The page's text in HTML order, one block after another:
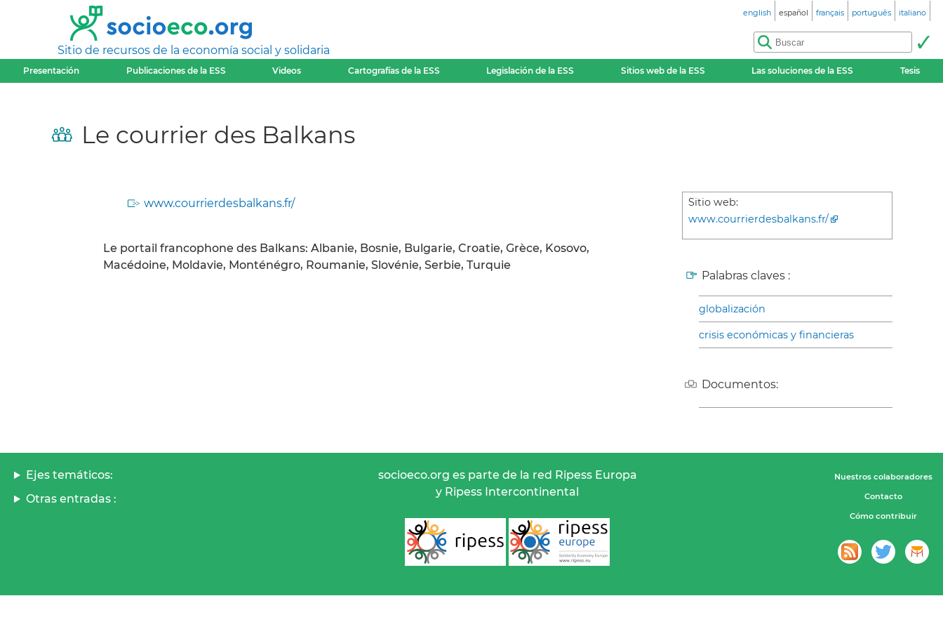
Sitio de recursos de la economía social y solidaria
english español français português italiano
Presentación Publicaciones de la ESS Videos Cartografías de la ESS Legislación de la ESS Sitios web de la ESS Las soluciones de la ESS Tesis
Le courrier des Balkans
www.courrierdesbalkans.fr/
Le portail francophone des Balkans: Albanie, Bosnie, Bulgarie, Croatie, Grèce, Kosovo,
Macédoine, Moldavie, Monténégro, Roumanie, Slovénie, Serbie, Turquie
Sitio web:
www.courrierdesbalkans.fr/
Palabras claves :
globalización
crisis económicas y financieras
Documentos:
Ejes temáticos:
Otras entradas :
socioeco.org es parte de la red Ripess Europa
y Ripess Intercontinental
Nuestros colaboradores
Contacto
Cómo contribuir